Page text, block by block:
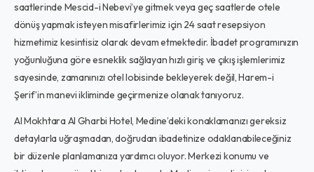
saatlerinde Mescid-i Nebevi’ye gitmek veya geç saatlerde otele
dönüş yapmak isteyen misafirlerimiz için 24 saat resepsiyon
hizmetimiz kesintisiz olarak devam etmektedir. İbadet programınızın
yoğunluğuna göre esneklik sağlayan hızlı giriş ve çıkış işlemlerimiz
sayesinde, zamanınızı otel lobisinde bekleyerek değil, Harem-i
Şerif’in manevi ikliminde geçirmenize olanak tanıyoruz.
Al Mokhtara Al Gharbi Hotel, Medine’deki konaklamanızı gereksiz
detaylarla uğraşmadan, doğrudan ibadetinize odaklanabileceğiniz
bir düzenle planlamanıza yardımcı oluyor. Merkezi konumu ve